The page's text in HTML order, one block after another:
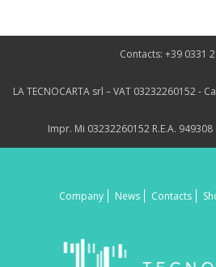
Contacts: +39 0331
LA TECNOCARTA srl – VAT 03232260152 -
Impr. Mi 03232260152 R.E.A.
Company News Contacts